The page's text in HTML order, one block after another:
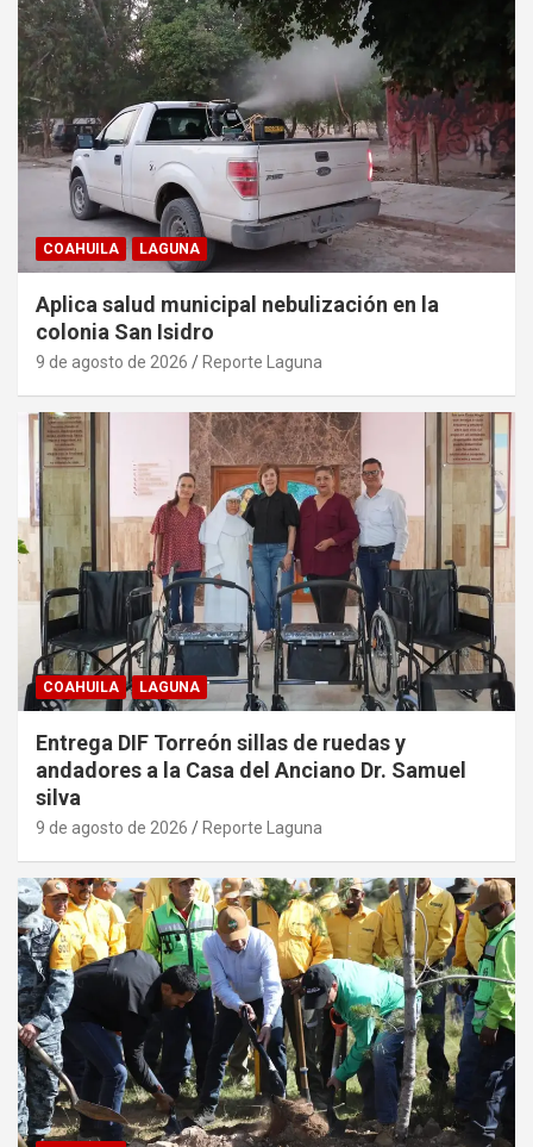
COAHUILA LAGUNA
Aplica salud municipal nebulización en la
colonia San Isidro
9 de agosto de 2026 Reporte Laguna
COAHUILA LAGUNA
Entrega DIF Torreón sillas de ruedas y
andadores a la Casa del Anciano Dr. Samuel
silva
9 de agosto de 2026 Reporte Laguna